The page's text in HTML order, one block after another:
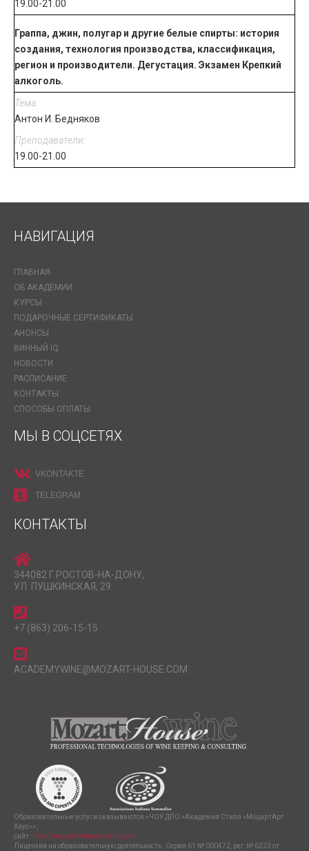
19.00-21.00
Граппа, джин, полугар и другие белые спирты: история
создания, технология производства, классификация,
регион и производители. Дегустация. Экзамен Крепкий
алкоголь.
Антон И. Бедняков
19.00-21.00
НАВИГАЦИЯ
ГЛАВНАЯ
ОБ АКАДЕМИИ
КУРСЫ
ПОДАРОЧНЫЕ СЕРТИФИКАТЫ
АНОНСЫ
ВИННЫЙ IQ
НОВОСТИ
РАСПИСАНИЕ
КОНТАКТЫ
СПОСОБЫ ОПЛАТЫ
МЫ В СОЦСЕТЯХ
VKONTAKTE
TELEGRAM
КОНТАКТЫ
344082 Г.РОСТОВ-НА-ДОНУ,
УЛ. ПУШКИНСКАЯ, 29
+7 (863) 206-15-15
ACADEMYWINE@MOZART-HOUSE.COM
Образовательные услуги оказываются «ЧОУ ДПО «Академия Стиля «МоцартАрт
Хаус»»,
сайт https://mozart-wineacademy.com
Лицензия на образовательную деятельность : Серия 61 № 000472, рег.№ 6223 от